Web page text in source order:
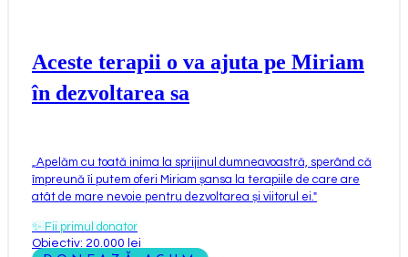
Aceste terapii o va ajuta pe Miriam
în dezvoltarea sa
Apelăm cu toată inima la sprijinul dumneavoastră, sperând că
împreună îi putem oferi Miriam șansa la terapiile de care are
atât de mare nevoie pentru dezvoltarea și viitorul ei. "
✨ Fii primul donator
Obiectiv: 20.000 lei